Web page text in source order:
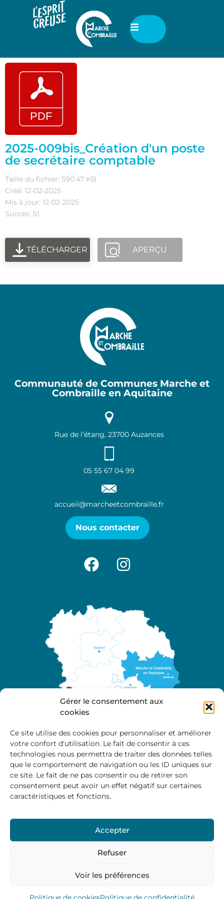
Gérer le consentement aux
cookies
Ce site utilise des cookies pour personnaliser et améliorer
votre confort d'utilisation. Le fait de consentir à ces
technologies nous permettra de traiter des données telles
que le comportement de navigation ou les ID uniques sur
ce site. Le fait de ne pas consentir ou de retirer son
consentement peut avoir un effet négatif sur certaines
caractéristiques et fonctions.
Accepter
Refuser
Voir les préférences
2025-009bis_Création d'un poste
de secrétaire comptable
Taille du fichier: 590.47 KB
Créé: 12-02-2025
Mis à jour: 12-02-2025
Succès: 51
TÉLÉCHARGER APERÇU
Communauté de Communes Marche et
Combraille en Aquitaine
Rue de l’étang, 23700 Auzances
05 55 67 04 99
accueil@marcheetcombraille.fr
Nous contacter
A propos
Site officiel de la Communauté de Communes
Marche et Combraille en Aquitaine
Horaires d’ouverture :
9:00 – 12:00 / 14:00 – 17:00
Vendredi: 9:00 – 12:00
Mentions Légales–Politique des cookies
Marche et Combraille